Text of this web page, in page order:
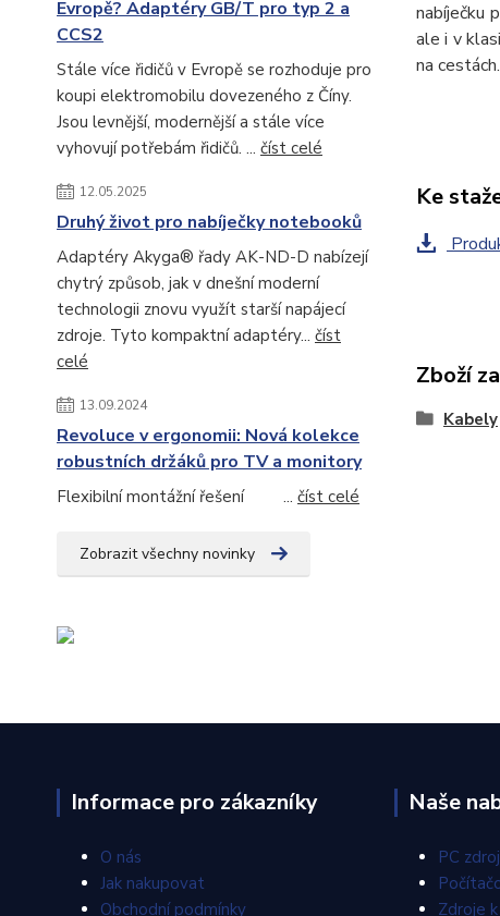
Evropě? Adaptéry GB/T pro typ 2 a
CCS2
Stále více řidičů v Evropě se rozhoduje pro
koupi elektromobilu dovezeného z Číny.
Jsou levnější, modernější a stále více
vyhovují potřebám řidičů. ... číst celé
12.05.2025
Druhý život pro nabíječky notebooků
Adaptéry Akyga® řady AK-ND-D nabízejí
chytrý způsob, jak v dnešní moderní
technologii znovu využít starší napájecí
zdroje. Tyto kompaktní adaptéry... číst
celé
13.09.2024
Revoluce v ergonomii: Nová kolekce
robustních držáků pro TV a monitory
Flexibilní montážní řešení ... číst celé
Zobrazit všechny novinky
nabíječku
ale i v
na cestách.
Ke
Zboží
Kabely
Informace pro zákazníky
O nás
Jak nakupovat
Obchodní podmínky
Naše
PC
Zdroje